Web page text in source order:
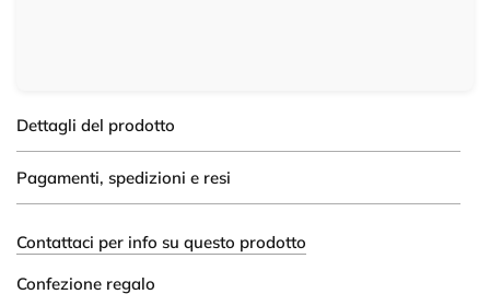
Dettagli del prodotto
Pagamenti, spedizioni e resi
Contattaci per info su questo prodotto
Confezione regalo